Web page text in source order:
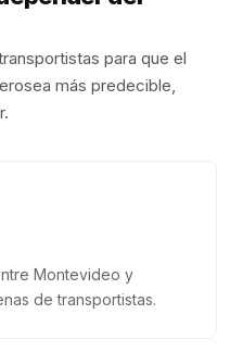
para que el
sea más predecible,
Montevideo y
de transportistas.